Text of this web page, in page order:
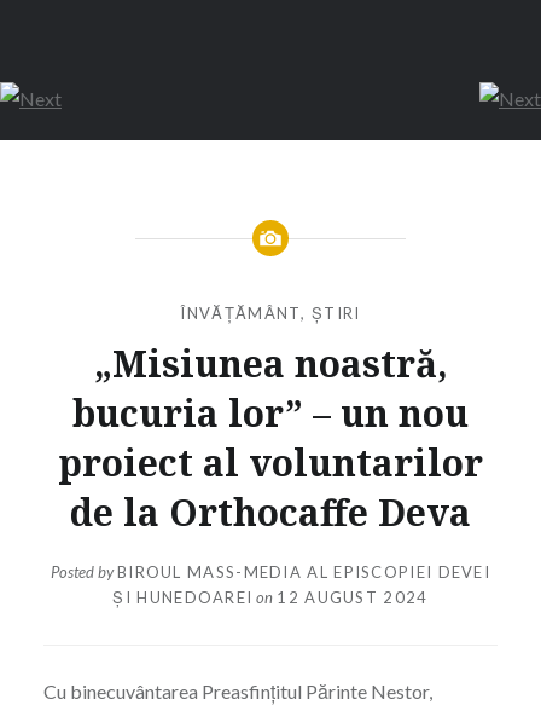
ÎNVĂȚĂMÂNT,ȘTIRI
„Misiunea noastră,
bucuria lor” – un nou
proiect al voluntarilor
de la Orthocaffe Deva
Posted byBIROUL MASS-MEDIA AL EPISCOPIEI DEVEI
ȘI HUNEDOAREI on 12 AUGUST 2024
Cu binecuvântarea Preasfințitul Părinte Nestor,